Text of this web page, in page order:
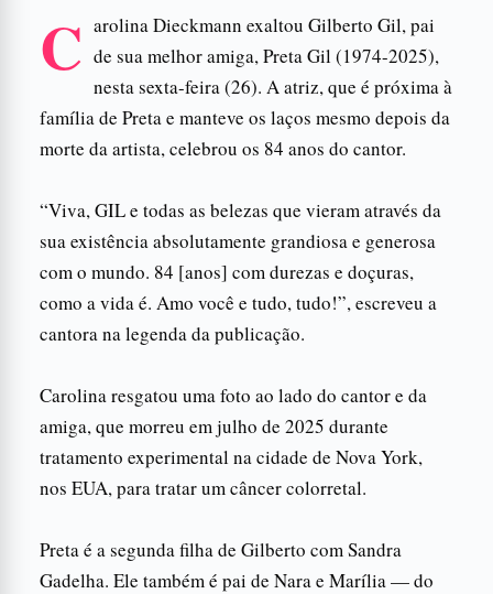
C arolina Dieckmann exaltou Gilberto Gil, pai
de sua melhor amiga, Preta Gil (1974-2025),
nesta sexta-feira (26). A atriz, que é próxima à
família de Preta e manteve os laços mesmo depois da
morte da artista, celebrou os 84 anos do cantor.
“Viva, GIL e todas as belezas que vieram através da
sua existência absolutamente grandiosa e generosa
com o mundo. 84 [anos] com durezas e doçuras,
como a vida é. Amo você e tudo, tudo!”, escreveu a
cantora na legenda da publicação.
Carolina resgatou uma foto ao lado do cantor e da
amiga, que morreu em julho de 2025 durante
tratamento experimental na cidade de Nova York,
nos EUA, para tratar um câncer colorretal.
Preta é a segunda filha de Gilberto com Sandra
Gadelha. Ele também é pai de Nara e Marília — do